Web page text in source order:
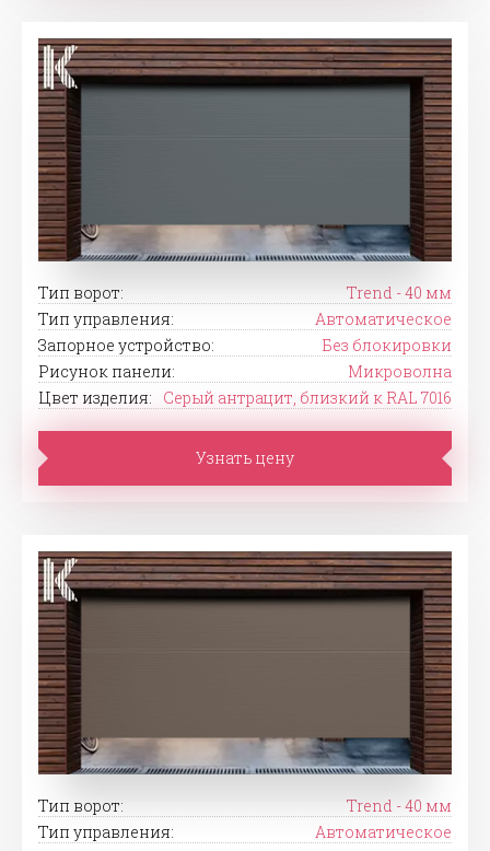
Тип ворот:
Trend - 40 мм
Тип управления:
Автоматическое
Запорное устройство:
Без блокировки
Рисунок панели:
Микроволна
Цвет изделия:
Серый антрацит, близкий к RAL 7016
Узнать цену
Тип ворот:
Trend - 40 мм
Тип управления:
Автоматическое